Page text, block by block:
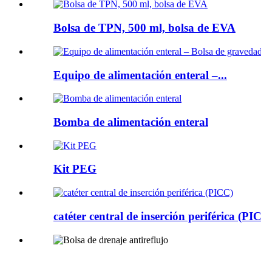
Bolsa de TPN, 500 ml, bolsa de EVA
Equipo de alimentación enteral –...
Bomba de alimentación enteral
Kit PEG
catéter central de inserción periférica